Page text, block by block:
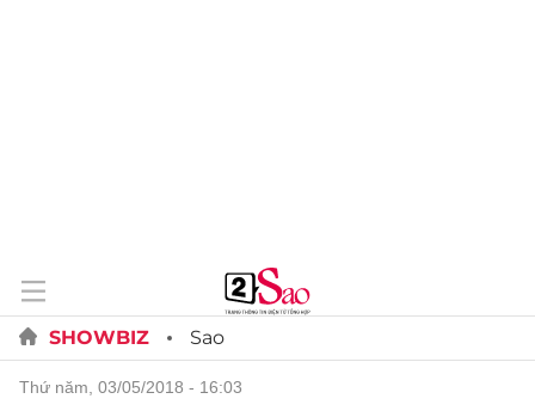
SHOWBIZ Sao
thứ năm, 03/05/2018 - 16:03